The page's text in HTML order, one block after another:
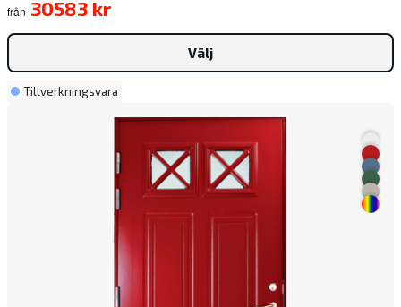
från 30583 kr
Välj
Tillverkningsvara